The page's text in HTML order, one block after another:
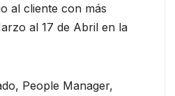
al cliente con más
al 17 de Abril en la
People Manager,